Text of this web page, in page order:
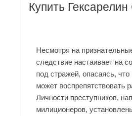
Купить
Несмотря на
следствие настаивает на
под стражей, опасаясь,
может воспрепятствовать
Личности преступников,
милиционеров,